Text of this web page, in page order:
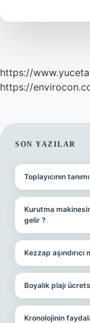
https://
https://
SON YAZILAR
Toplayıcının
Kurutma
gelir ?
Kezzap aşındırıcı
Boyalık plajı
Kronolojinin